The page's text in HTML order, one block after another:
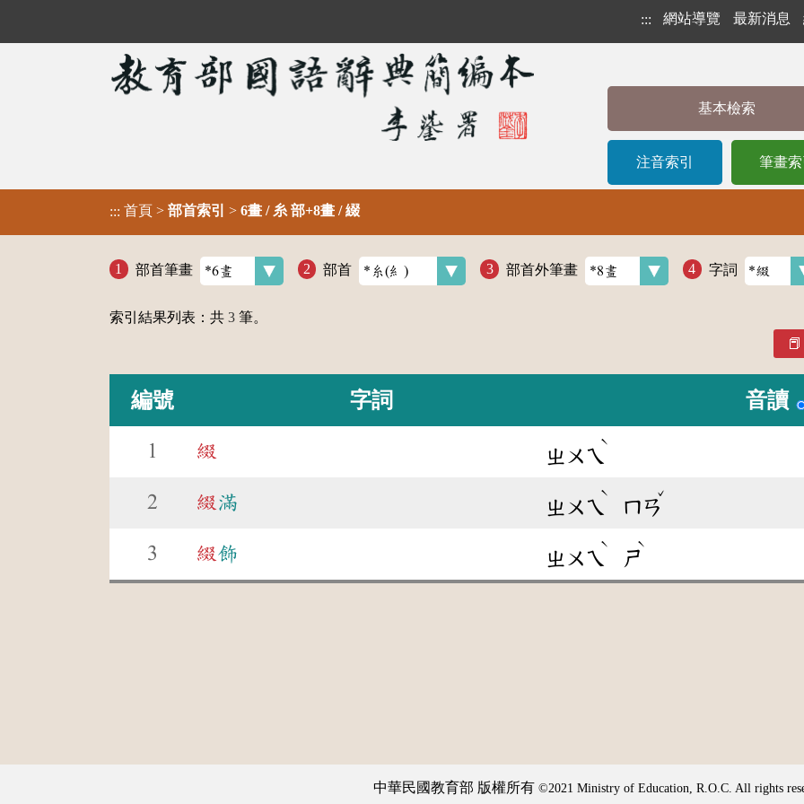
::: 網站導覽 最新消息
基本檢索
注音索引 筆畫索
::: 首頁 > 部首索引 > 6畫 / 糸 部+8畫 / 綴
部首筆畫 部首 部首外筆畫 字詞
索引結果列表：共 3 筆。
編號 字詞 音讀
1 綴 ㄓㄨㄟ
ˋ
2 綴 滿 ㄓㄨㄟ
ˋ
ㄇㄢ
ˇ
3 綴飾 ㄓㄨㄟ
ˋ
ㄕ
ˋ
中華民國教育部 版權所有 ©2021 Ministry of Education, R.O.C. All rights